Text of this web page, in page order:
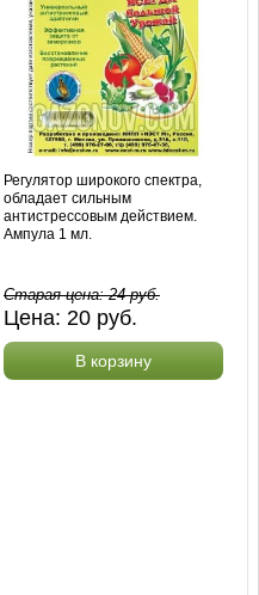
Регулятор широкого спектра,
обладает сильным
антистрессовым действием.
Ампула 1 мл.
Старая цена:24руб.
Цена: 20 руб.
В корзину